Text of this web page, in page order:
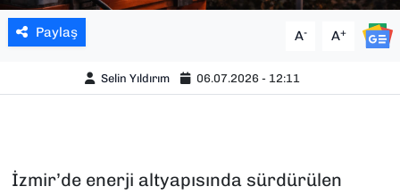
Paylaş A- A+
Selin Yıldırım 06.07.2026 - 12:11
İzmir’de enerji altyapısında sürdürülen